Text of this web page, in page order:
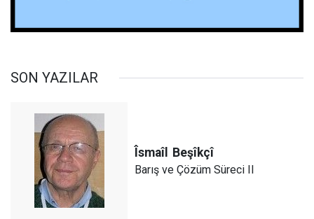
SON YAZILAR
Îsmaîl Beşîkçî
Barış ve Çözüm Süreci II